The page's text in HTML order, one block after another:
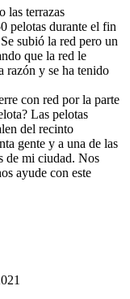
las terrazas
pelotas durante el fin
subió la red pero un
que la red le
razón y se ha tenido
con red por la parte
Las pelotas
del recinto
gente y a una de las
de mi ciudad. Nos
ayude con este